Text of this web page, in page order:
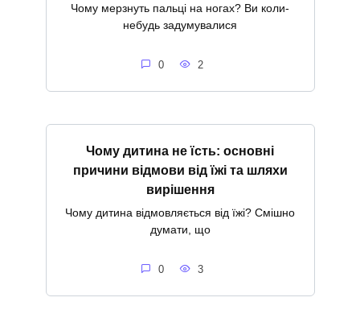
Чому мерзнуть пальці на ногах? Ви коли-
небудь задумувалися
0 2
Чому дитина не їсть: основні
причини відмови від їжі та шляхи
вирішення
Чому дитина відмовляється від їжі? Смішно
думати, що
0 3